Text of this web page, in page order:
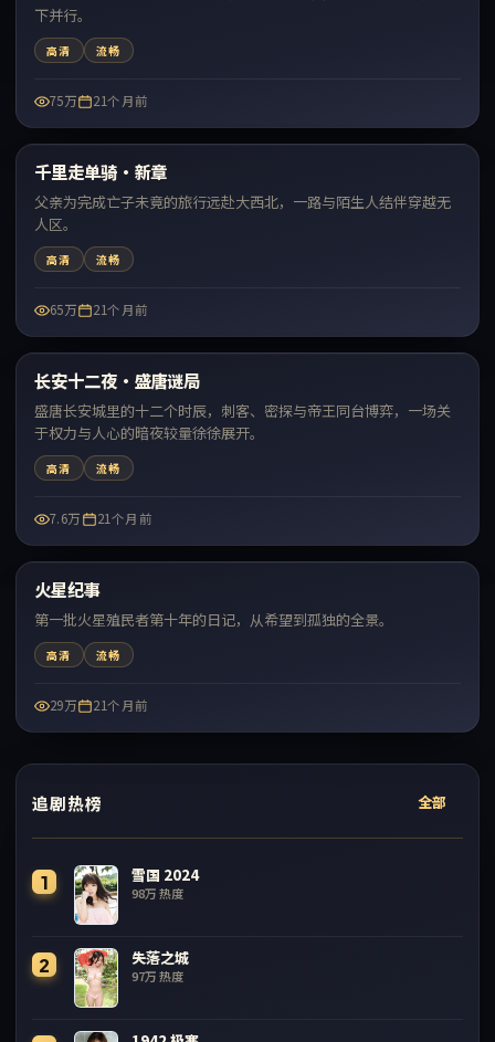
下并行。
高清 流畅
75万 21个月前
最新
千里走单骑·新章
父亲为完成亡子未竟的旅行远赴大西北，一路与陌生人结伴穿越无
人区。
高清 流畅
65万 21个月前
最新
长安十二夜·盛唐谜局
盛唐长安城里的十二个时辰，刺客、密探与帝王同台博弈，一场关
于权力与人心的暗夜较量徐徐展开。
高清 流畅
7.6万 21个月前
最新
火星纪事
第一批火星殖民者第十年的日记，从希望到孤独的全景。
高清 流畅
29万 21个月前
追剧热榜 全部
1 雪国 2024
98万热度
2 失落之城
97万热度